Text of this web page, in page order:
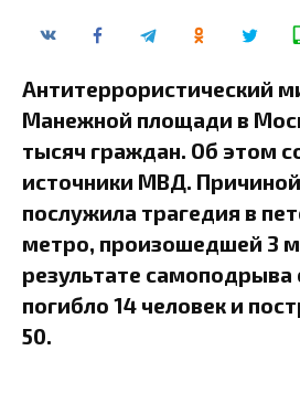
Антитеррористический
Манежной площади в
тысяч граждан. Об этом
источники МВД.
послужила трагедия в
метро, произошедшей 3
результате самоподрыва
погибло 14 человек и
50.